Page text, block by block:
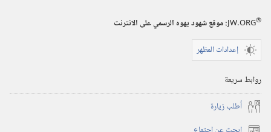
JW.ORG®
:‏ موقع شهود يهوه الرسمي على الانترنت
إعدادات المظهر
روابط سريعة
أُطلب زيارة